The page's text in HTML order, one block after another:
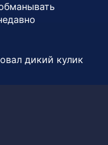
дикий кулик